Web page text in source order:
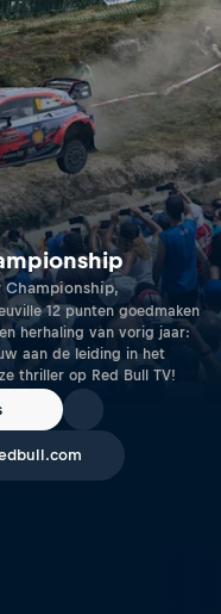
Championship,
12 punten goedmaken
herhaling van vorig jaar:
aan de leiding in het
thriller op Red Bull TV!